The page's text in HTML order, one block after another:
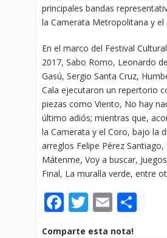
principales bandas
la Camerata Metropolitana y el
En el marco del Festival
2017, Sabo Romo, Leonardo
Gasú, Sergio Santa Cruz,
Cala ejecutaron un repertorio
piezas como Viento, No hay
último adiós; mientras que,
la Camerata y el Coro, bajo la
arreglos Felipe Pérez
Mátenme, Voy a buscar,
Final, La muralla verde, entre
Facebook
Twitter
Email
Comparte esta nota!